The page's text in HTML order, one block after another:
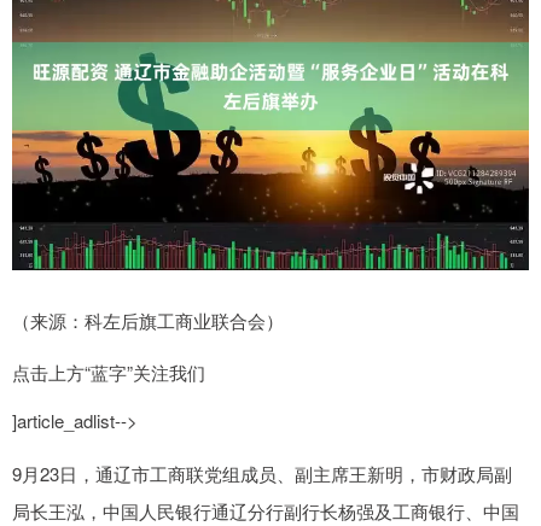
（来源：科左后旗工商业联合会）
点击上方“蓝字”关注我们
]article_adlist-->
9月23日，通辽市工商联党组成员、副主席王新明，市财政局副
局长王泓，中国人民银行通辽分行副行长杨强及工商银行、中国